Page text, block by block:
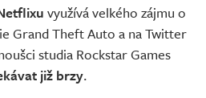
využívá velkého zájmu o
Grand Theft Auto a na Twitter
studia Rockstar Games
již brzy.